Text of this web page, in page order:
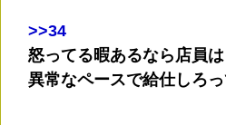
>>34
怒ってる暇あるなら店員は
異常なペースで給仕しろ